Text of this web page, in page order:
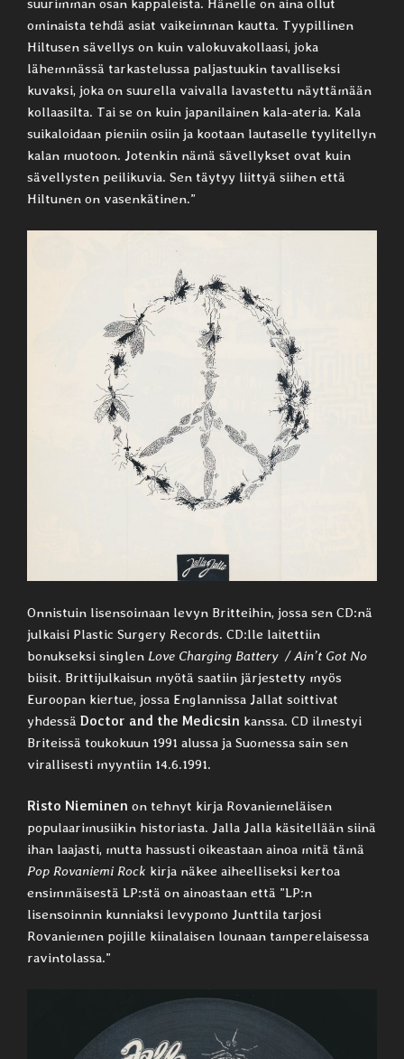
suurimman osan kappaleista. Hänelle on aina ollut
ominaista tehdä asiat vaikeimman kautta. Tyypillinen
Hiltusen sävellys on kuin valokuvakollaasi, joka
lähemmässä tarkastelussa paljastuukin tavalliseksi
kuvaksi, joka on suurella vaivalla lavastettu näyttämään
kollaasilta. Tai se on kuin japanilainen kala-ateria. Kala
suikaloidaan pieniin osiin ja kootaan lautaselle tyylitellyn
kalan muotoon. Jotenkin nämä sävellykset ovat kuin
sävellysten peilikuvia. Sen täytyy liittyä siihen että
Hiltunen on vasenkätinen.”
Onnistuin lisensoimaan levyn Britteihin, jossa sen CD:nä
julkaisi Plastic Surgery Records. CD:lle laitettiin
bonukseksi singlen Love Charging Battery / Ain’t Got No
biisit. Brittijulkaisun myötä saatiin järjestetty myös
Euroopan kiertue, jossa Englannissa Jallat soittivat
yhdessä Doctor and the Medicsin kanssa. CD ilmestyi
Briteissä toukokuun 1991 alussa ja Suomessa sain sen
virallisesti myyntiin 14.6.1991.
Risto Nieminen on tehnyt kirja Rovaniemeläisen
populaarimusiikin historiasta. Jalla Jalla käsitellään siinä
ihan laajasti, mutta hassusti oikeastaan ainoa mitä tämä
Pop Rovaniemi Rock kirja näkee aiheelliseksi kertoa
ensimmäisestä LP:stä on ainoastaan että ”LP:n
lisensoinnin kunniaksi levypomo Junttila tarjosi
Rovaniemen pojille kiinalaisen lounaan tamperelaisessa
ravintolassa.”